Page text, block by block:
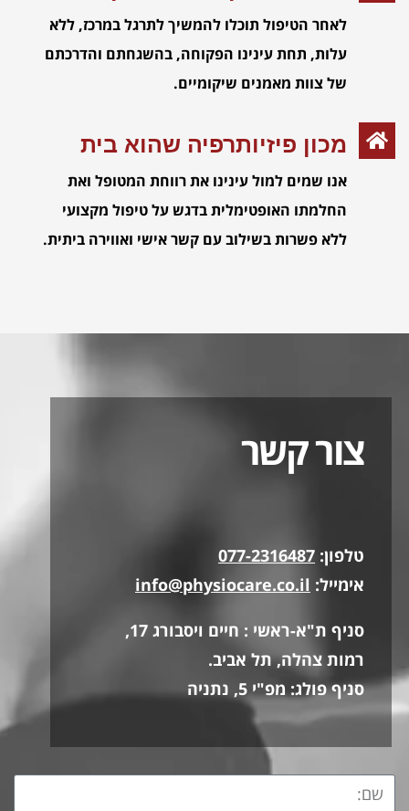
לאחר הטיפול תוכלו להמשיך לתרגל במרכז, ללא
עלות, תחת עינינו הפקוחה, בהשגחתם והדרכתם
של צוות מאמנים שיקומיים.
מכון פיזיותרפיה שהוא בית
אנו שמים למול עינינו את רווחת המטופל ואת
החלמתו האופטימלית בדגש על טיפול מקצועי
ללא פשרות בשילוב עם קשר אישי ואווירה ביתית.
צור קשר
טלפון: 077-2316487
אימייל: info@physiocare.co.il
סניף ת"א-ראשי : חיים ויסבורג 17,
רמות צהלה, תל אביב.
סניף פולג: מפ"י 5, נתניה